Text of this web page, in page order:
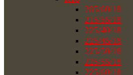
285/60/18
215/55/18
225/40/18
225/45/18
225/50/18
225/55/18
225/60/18